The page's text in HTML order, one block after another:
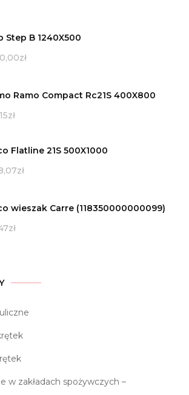
Step B 1240X500
zł
Ramo Compact Rc21S 400X800
zł
Flatline 21S 500X1000
zł
wieszak Carre (118350000000099)
zł
w zakładach spożywczych –